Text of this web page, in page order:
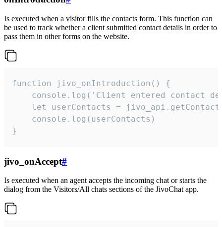
Is executed when a visitor fills the contacts form. This function can
be used to track whether a client submitted contact details in order to
pass them in other forms on the website.
function jivo_onIntroduction() {
console.log('Client entered contact
let userContacts =
    console.log(userContacts)
}
jivo_onAccept#
Is executed when an agent accepts the incoming chat or starts the
dialog from the Visitors/All chats sections of the JivoChat app.